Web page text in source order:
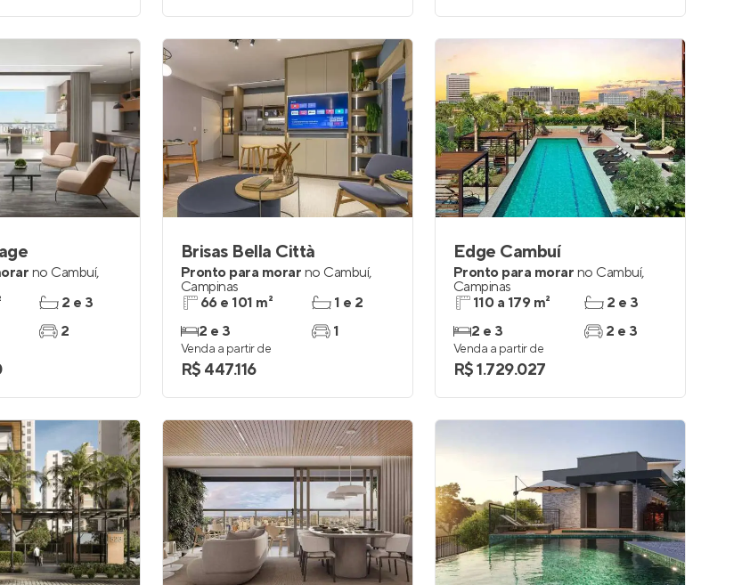
no Cambuí,
2 e 3
2
Brisas Bella Città
Pronto para morar no Cambuí,
Campinas
66 e 101 m²
2 e 3
1 e 2
1
Venda a partir de
R$ 447.116
Edge Cambuí
Pronto para morar no Cambuí,
Campinas
110 a 179 m²
2 e 3
2 e 3
2 e 3
Venda a partir de
R$ 1.729.027